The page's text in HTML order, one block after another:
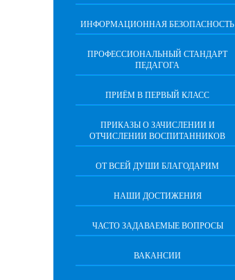
ИНФОРМАЦИОННАЯ БЕЗОПАСНОСТЬ
ПРОФЕССИОНАЛЬНЫЙ СТАНДАРТ
ПЕДАГОГА
ПРИЁМ В ПЕРВЫЙ КЛАСС
ПРИКАЗЫ О ЗАЧИСЛЕНИИ И
ОТЧИСЛЕНИИ ВОСПИТАННИКОВ
ОТ ВСЕЙ ДУШИ БЛАГОДАРИМ
НАШИ ДОСТИЖЕНИЯ
ЧАСТО ЗАДАВАЕМЫЕ ВОПРОСЫ
ВАКАНСИИ